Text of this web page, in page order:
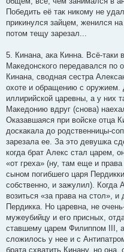
Победить её так никому не
прикинулся зайцем, женился
потом тещу зарезал...
5. Кинана, ака Кинна. Всё-таки
Македонского передавался по
Кинана, сводная сестра
охоте и обращению с
иллирийской царевны, а у них
Македонию вдруг (снова)
Оказавшаяся при войске отца
доскакала до родственницы-
зарезала ее. За это девушка
когда брат Алекс стал царем,
«от греха» (ну, там еще и
сыном погибшего царя
собственно, и зажулил). Когда
возиться «за права на стол»,
Пердикка. Но царевна, не
мужеубийцу и его присных,
ставшему царем Филиппом III,
сложилось у нее и с
брата схватить Кинану, но